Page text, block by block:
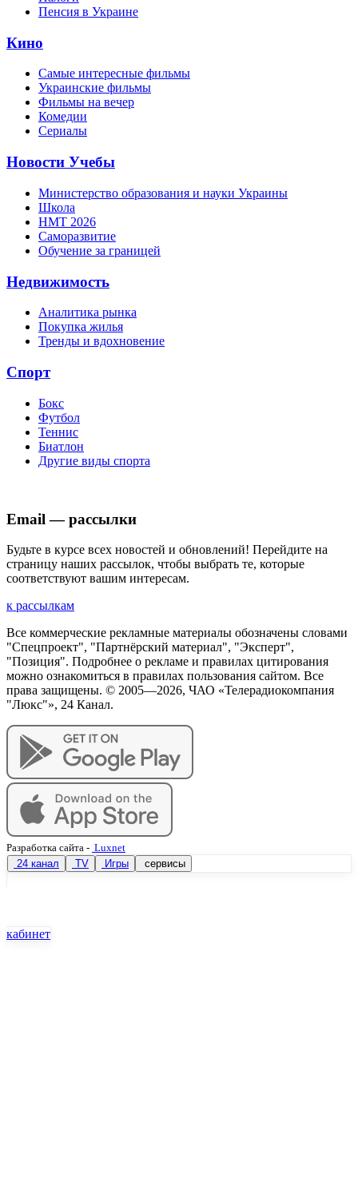
Пенсия в Украине
Кино
Самые интересные фильмы
Украинские фильмы
Фильмы на вечер
Комедии
Сериалы
Новости Учебы
Министерство образования и науки Украины
Школа
НМТ 2026
Саморазвитие
Обучение за границей
Недвижимость
Аналитика рынка
Покупка жилья
Тренды и вдохновение
Спорт
Бокс
Футбол
Теннис
Биатлон
Другие виды спорта
Email — рассылки
Будьте в курсе всех новостей и обновлений! Перейдите на
страницу наших рассылок, чтобы выбрать те, которые
соответствуют вашим интересам.
к рассылкам
Все коммерческие рекламные материалы обозначены словами
"Спецпроект", "Партнёрский материал", "Эксперт",
"Позиция". Подробнее о рекламе и правилах цитирования
можно ознакомиться в правилах пользования сайтом. Все
права защищены. © 2005—2026, ЧАО «Телерадиокомпания
"Люкс"», 24 Канал.
Разработка сайта - Luxnet
24 канал
TV Игры сервисы
кабинет